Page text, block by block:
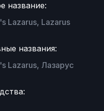
название:
Lazarus, Lazarus
названия:
Lazarus, Лазарус